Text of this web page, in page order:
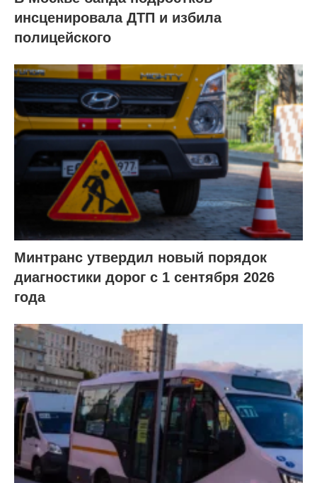
инсценировала ДТП и избила
полицейского
Минтранс утвердил новый порядок
диагностики дорог с 1 сентября 2026
года